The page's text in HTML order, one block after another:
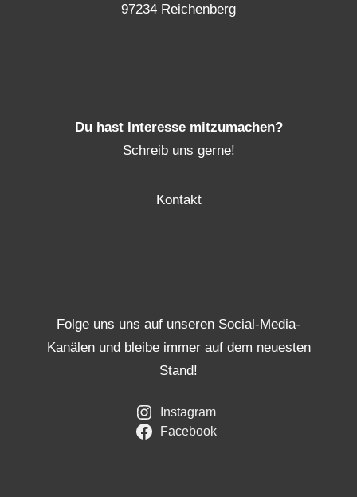
97234 Reichenberg
Du hast Interesse mitzumachen?
Schreib uns gerne!
Kontakt
Folge uns uns auf unseren Social-Media-
Kanälen und bleibe immer auf dem neuesten
Stand!
Instagram
Facebook